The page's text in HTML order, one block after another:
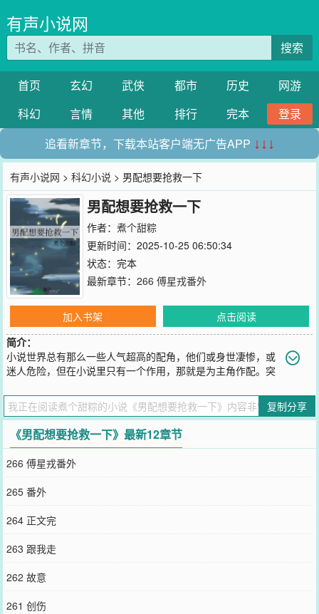
有声小说网
搜索
首页 玄幻 武侠 都市 历史
网游
科幻
言情 其他 排行 完本
登录
追看新章节，下载本站客户端无广告APP ↓↓↓
有声小说网 >科幻小说 > 男配想要抢救一下
男配想要抢救一下
作者： 煮个甜粽
更新时间：2025-10-25 06:50:34
状态：完本
最新章节： 266 傅星戎番外
加入书架
点击阅读
简介：
小说世界总有那么一些人气超高的配角，他们或身世凄惨，或
迷人危险，但在小说里只有一个作用，那就是为主角作配。突
靳发现自己是一本万人迷小说的男配，痴迷主角，写作男配，读作备
胎——小说主角有一大片“鱼塘”，而他，是养在鱼塘里的备胎。展靳
从鱼塘里出来，并顺走了主角鱼塘里最凶的那条鱼。【娱乐圈】诡计
多端大尾巴狼攻×一钓就上勾桀骜不驯受出道多年的池侑绯闻缠身之
际，才发现自己是一本娱乐圈狗血甜宠文里面的一个炮灰，因和主角
受处于同一剧组，导致主角攻吃醋，从而惨遭波及。而书里蹦跶得最
欢的那个反派。是他前男友。【末世】漫不经心痞子攻×武力值爆表脑
补受末世来临，生灵涂炭。攻从研究所找到了他的小舅子——未来的
大反派，现如今小舅子还没成长为灭世大魔王的样子，是个被研究所
折磨得不成人样的小可怜，叫“姐夫”的声音都发着颤。【现代】清纯
男大学生穿书攻×霸道金主受【古代】浪荡医师攻×身有隐疾阴鸷王爷
受……阅读指南：●主攻●单元故事系列，一个故事一对主角，1v1●一
些穿书合集，顺序不一定按照文案上的写，具体看作者手感
您要是觉得《
微博微信里的朋友推荐哦！
复制分享
《男配想要抢救一下》最新12章节
266 傅星戎番外
265 番外
264 正文完
263 跟我走
262 故意
261 创伤